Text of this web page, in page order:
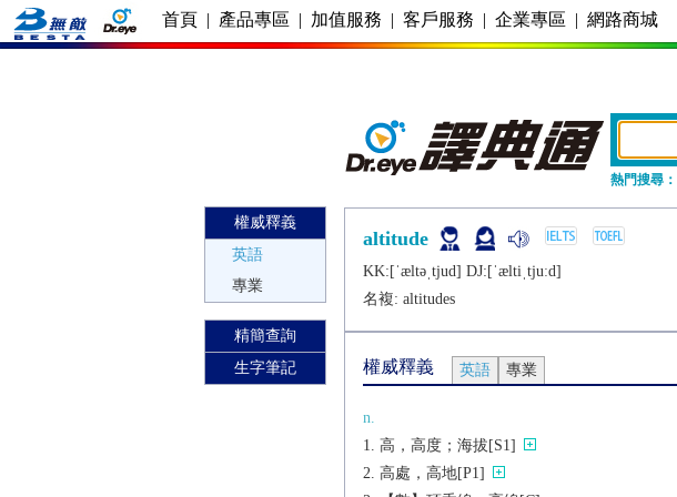
首頁 | 產品專區 | 加值服務 | 客戶服務 | 企業專區 | 網路商城
熱門搜尋：
權威釋義
英語
專業
精簡查詢
生字筆記
altitude
KK:[ˈæltǝˌtjud] DJ:[ˈæltiˌtjuːd]
名複: altitudes
權威釋義 英語 專業
n.
高，高度；海拔[S1]
高處，高地[P1]